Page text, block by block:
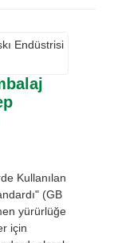
Kullanılan
(GB
yürürlüğe
için